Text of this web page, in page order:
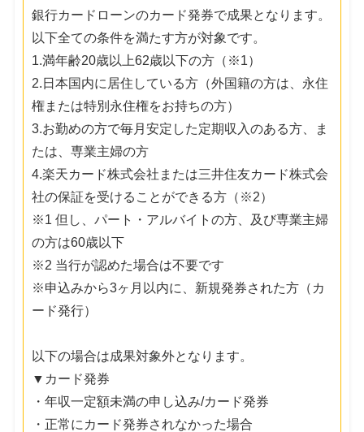
銀行カードローンのカード発券で成果となります。
以下全ての条件を満たす方が対象です。
1.満年齢20歳以上62歳以下の方（※1）
2.日本国内に居住している方（外国籍の方は、永住
権または特別永住権をお持ちの方）
3.お勤めの方で毎月安定した定期収入のある方、ま
たは、専業主婦の方
4.楽天カード株式会社または三井住友カード株式会
社の保証を受けることができる方（※2）
※1 但し、パート・アルバイトの方、及び専業主婦
の方は60歳以下
※2 当行が認めた場合は不要です
※申込みから3ヶ月以内に、新規発券された方（カ
ード発行）
以下の場合は成果対象外となります。
▼カード発券
・年収一定額未満の申し込み/カード発券
・正常にカード発券されなかった場合